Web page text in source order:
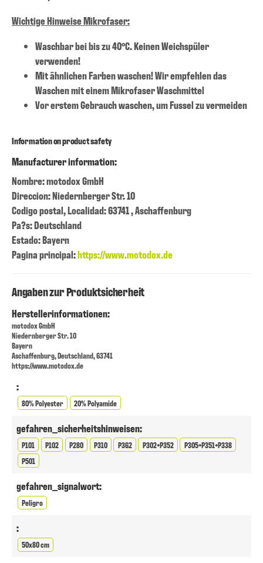
Wichtige Hinweise Mikrofaser:
Waschbar bei bis zu 40°C. Keinen Weichspüler
verwenden!
Mit ähnlichen Farben waschen! Wir empfehlen das
Waschen mit einem Mikrofaser Waschmittel
Vor erstem Gebrauch waschen, um Fussel zu vermeiden
Information on product safety
Manufacturer information:
Nombre: motodox GmbH
Direccion: Niedernberger Str. 10
Codigo postal, Localidad: 63741 , Aschaffenburg
Pa?s: Deutschland
Estado: Bayern
Pagina principal:https://www.motodox.de
Angaben zur Produktsicherheit
Herstellerinformationen:
motodox GmbH
Niedernberger Str. 10
Bayern
Aschaffenburg, Deutschland, 63741
https://www.motodox.de
:
80% Polyester 20% Polyamide
gefahren_sicherheitshinweisen:
P101 P102 P280 P310 P362 P302+P352
P305+P351+P338
P501
gefahren_signalwort:
Peligro
:
50x80 cm